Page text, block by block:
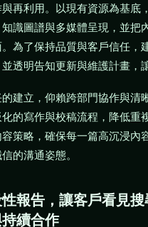
再利用。以現有資源為基底
識圖譜與多媒體呈現，並把
為了保持品質與客戶信任，
透明告知更新與維護計畫，
建立，仰賴跨部門協作與清
的寫作與校稿流程，降低重
策略，確保每一篇高沉浸內
的溝通姿態。
報告，讓客戶看見
續合作